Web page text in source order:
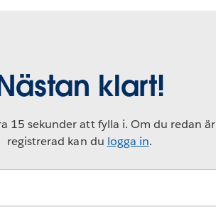
klart!
15 sekunder att fylla i. Om du redan är
registrerad kan du logga in.